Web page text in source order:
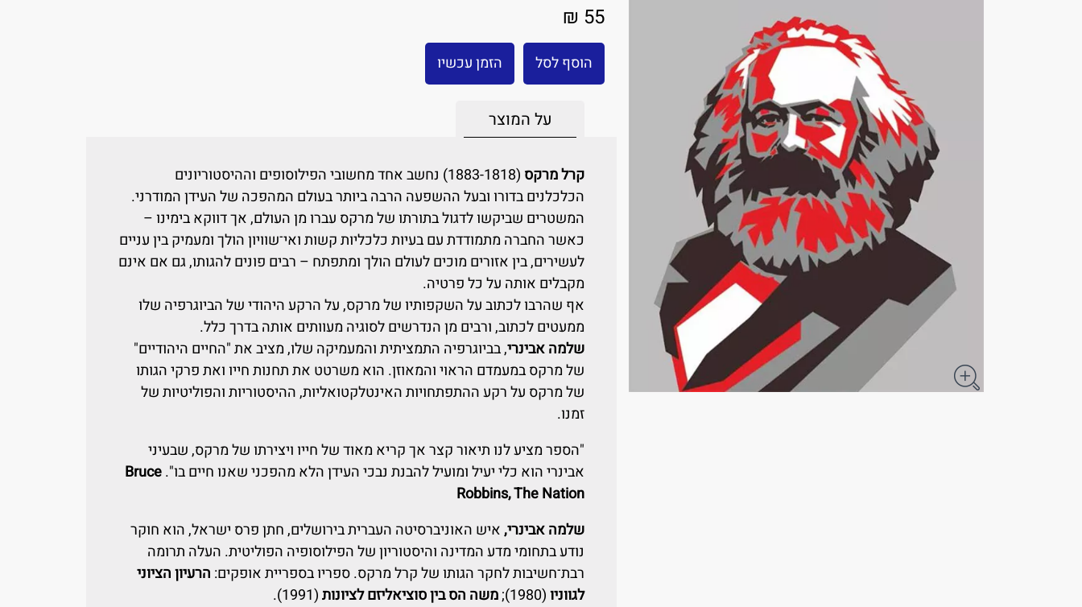
55 ₪
הוסף לסל הזמן עכשיו
על המוצר
קרל מרקס
(1883-1818) נחשב אחד מחשובי הפילוסופים וההיסטוריונים
הכלכלנים בדורו ובעל ההשפעה הרבה ביותר בעולם המהפכה של העידן המודרני.
המשטרים שביקשו לדגול בתורתו של מרקס עברו מן העולם, אך דווקא בימינו –
כאשר החברה מתמודדת עם בעיות כלכליות קשות ואי־שוויון הולך ומעמיק בין עניים
לעשירים, בין אזורים מוכים לעולם הולך ומתפתח – רבים פונים להגותו, גם אם אינם
מקבלים אותה על כל פרטיה.
אף שהרבו לכתוב על השקפותיו של מרקס, על הרקע היהודי של הביוגרפיה שלו
ממעטים לכתוב, ורבים מן הנדרשים לסוגיה מעוותים אותה בדרך כלל.
שלמה אבינרי, בביוגרפיה התמציתית והמעמיקה שלו, מציב את "החיים היהודיים"
של מרקס במעמדם הראוי והמאוזן. הוא משרטט את תחנות חייו ואת פרקי הגותו
של מרקס על רקע ההתפתחויות האינטלקטואליות, ההיסטוריות והפוליטיות של
זמנו.
"הספר מציע לנו תיאור קצר אך קריא מאוד של חייו ויצירתו של מרקס, שבעיני
אבינרי הוא כלי יעיל ומועיל להבנת נבכי העידן הלא מהפכני שאנו חיים בו".Bruce
Robbins, The Nation
שלמה אבינרי,איש האוניברסיטה העברית בירושלים, חתן פרס ישראל, הוא חוקר
נודע בתחומי מדע המדינה והיסטוריון של הפילוסופיה הפוליטית. העלה תרומה
רבת־חשיבות לחקר הגותו של קרל מרקס. ספריו בספריית אופקים: הרעיון הציוני
לגווניו(1980); משה הס בין סוציאליזם לציונות(1991).